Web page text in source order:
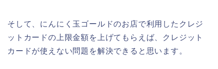
そして、にんにく玉ゴールドのお店で利用したクレジ
ットカードの上限金額を上げてもらえば、クレジット
カードが使えない問題を解決できると思います。